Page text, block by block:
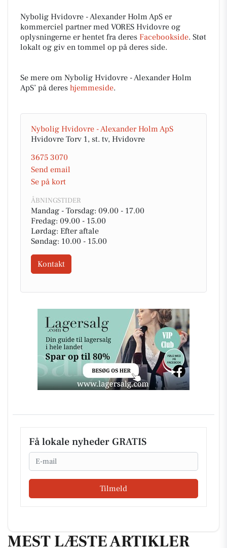
Nybolig Hvidovre - Alexander Holm ApS er
kommerciel partner med VORES Hvidovre og
oplysningerne er hentet fra deres Facebookside. Støt
lokalt og giv en tommel op på deres side.
Se mere om Nybolig Hvidovre - Alexander Holm
ApS’ på deres hjemmeside.
Nybolig Hvidovre - Alexander Holm ApS
Hvidovre Torv 1, st. tv, Hvidovre
3675 3070
Send email
Se på kort
ÅBNINGSTIDER
Mandag - Torsdag: 09.00 - 17.00
Fredag: 09.00 - 15.00
Lørdag: Efter aftale
Søndag: 10.00 - 15.00
Kontakt
Få lokale nyheder GRATIS
Email
Tilmeld
MEST LÆSTE ARTIKLER